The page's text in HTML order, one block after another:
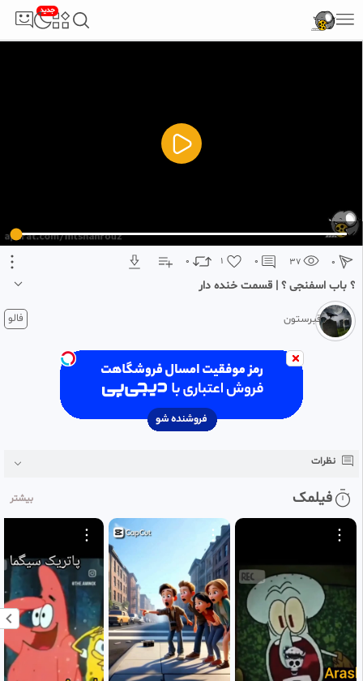
جدید
تبلیغ 1 از 2
0 1 0 37 0
؟ باب اسفنجی ؟ | قسمت خنده دار
#‌انیمیشن
قبرستون فالو
نظرات
فیلمک بیشتر